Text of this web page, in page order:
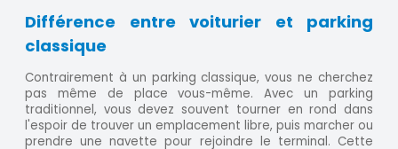
Différence entre voiturier et parking
classique
Contrairement à un parking classique, vous ne cherchez
pas même de place vous-même. Avec un parking
traditionnel, vous devez souvent tourner en rond dans
l'espoir de trouver un emplacement libre, puis marcher ou
prendre une navette pour rejoindre le terminal. Cette